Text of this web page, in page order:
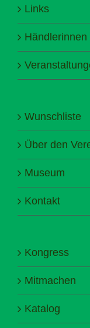
Links
Wunschliste
Über den
Museum
Kontakt
Kongress
Mitmachen
Katalog